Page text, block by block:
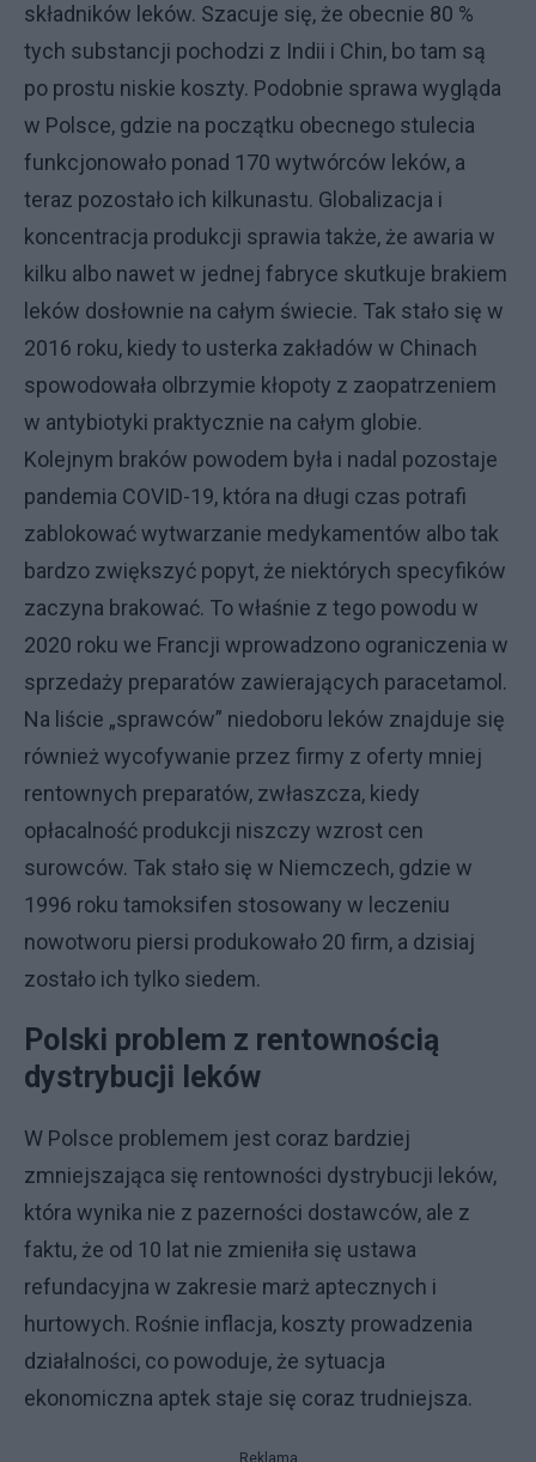
składników leków. Szacuje się, że obecnie 80 %
tych substancji pochodzi z Indii i Chin, bo tam są
po prostu niskie koszty. Podobnie sprawa wygląda
w Polsce, gdzie na początku obecnego stulecia
funkcjonowało ponad 170 wytwórców leków, a
teraz pozostało ich kilkunastu. Globalizacja i
koncentracja produkcji sprawia także, że awaria w
kilku albo nawet w jednej fabryce skutkuje brakiem
leków dosłownie na całym świecie. Tak stało się w
2016 roku, kiedy to usterka zakładów w Chinach
spowodowała olbrzymie kłopoty z zaopatrzeniem
w antybiotyki praktycznie na całym globie.
Kolejnym braków powodem była i nadal pozostaje
pandemia COVID-19, która na długi czas potrafi
zablokować wytwarzanie medykamentów albo tak
bardzo zwiększyć popyt, że niektórych specyfików
zaczyna brakować. To właśnie z tego powodu w
2020 roku we Francji wprowadzono ograniczenia w
sprzedaży preparatów zawierających paracetamol.
Na liście „sprawców” niedoboru leków znajduje się
również wycofywanie przez firmy z oferty mniej
rentownych preparatów, zwłaszcza, kiedy
opłacalność produkcji niszczy wzrost cen
surowców. Tak stało się w Niemczech, gdzie w
1996 roku tamoksifen stosowany w leczeniu
nowotworu piersi produkowało 20 firm, a dzisiaj
zostało ich tylko siedem.
Polski problem z rentownością
dystrybucji leków
W Polsce problemem jest coraz bardziej
zmniejszająca się rentowności dystrybucji leków,
która wynika nie z pazerności dostawców, ale z
faktu, że od 10 lat nie zmieniła się ustawa
refundacyjna w zakresie marż aptecznych i
hurtowych. Rośnie inflacja, koszty prowadzenia
działalności, co powoduje, że sytuacja
ekonomiczna aptek staje się coraz trudniejsza.
Reklama